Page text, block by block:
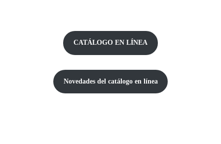
CATÁLOGO EN LÍNEA
Novedades del catálogo en línea